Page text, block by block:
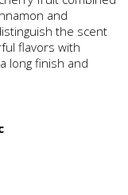
and
the scent
flavors with
long finish and